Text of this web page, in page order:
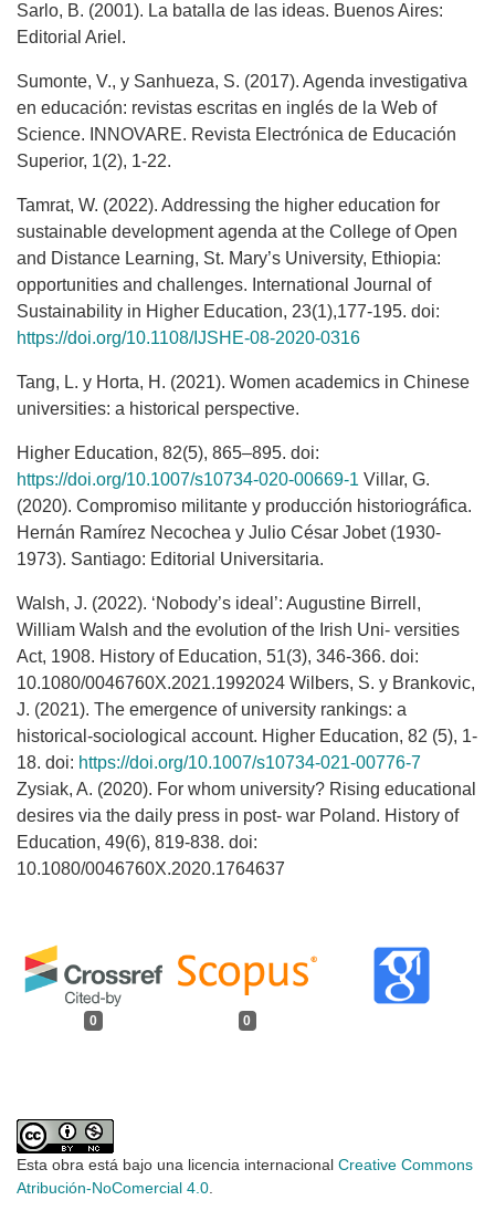
0 0
Sarlo, B. (2001). La batalla de las ideas. Buenos Aires:
Editorial Ariel.
Sumonte, V., y Sanhueza, S. (2017). Agenda investigativa
en educación: revistas escritas en inglés de la Web of
Science. INNOVARE. Revista Electrónica de Educación
Superior, 1(2), 1-22.
Tamrat, W. (2022). Addressing the higher education for
sustainable development agenda at the College of Open
and Distance Learning, St. Mary’s University, Ethiopia:
opportunities and challenges. International Journal of
Sustainability in Higher Education, 23(1),177-195. doi:
https://doi.org/10.1108/IJSHE-08-2020-0316
Tang, L. y Horta, H. (2021). Women academics in Chinese
universities: a historical perspective.
Higher Education, 82(5), 865–895. doi:
https://doi.org/10.1007/s10734-020-00669-1 Villar, G.
(2020). Compromiso militante y producción historiográfica.
Hernán Ramírez Necochea y Julio César Jobet (1930-
1973). Santiago: Editorial Universitaria.
Walsh, J. (2022). ‘Nobody’s ideal’: Augustine Birrell,
William Walsh and the evolution of the Irish Uni- versities
Act, 1908. History of Education, 51(3), 346-366. doi:
10.1080/0046760X.2021.1992024 Wilbers, S. y Brankovic,
J. (2021). The emergence of university rankings: a
historical-sociological account. Higher Education, 82 (5), 1-
18. doi: https://doi.org/10.1007/s10734-021-00776-7
Zysiak, A. (2020). For whom university? Rising educational
desires via the daily press in post- war Poland. History of
Education, 49(6), 819-838. doi:
10.1080/0046760X.2020.1764637
Esta obra está bajo una licencia internacional Creative Commons
Atribución-NoComercial 4.0